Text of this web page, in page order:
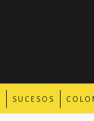
SUCESOS